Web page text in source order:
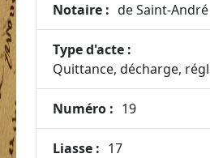
Notaire : de Saint-André
Type d'acte :
Quittance, décharge,
Numéro : 19
Liasse : 17